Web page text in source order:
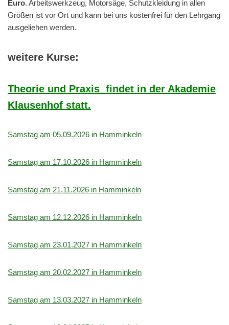
Euro. Arbeitswerkzeug, Motorsäge, Schutzkleidung in allen
Größen ist vor Ort und kann bei uns kostenfrei für den Lehrgang
ausgeliehen werden.
weitere Kurse:
Theorie und Praxis findet in der Akademie
Klausenhof statt.
Samstag am 05.09.2026 in Hamminkeln
Samstag am 17.10.2026 in Hamminkeln
Samstag am 21.11.2026 in Hamminkeln
Samstag am 12.12.2026 in Hamminkeln
Samstag am 23.01.2027 in Hamminkeln
Samstag am 20.02.2027 in Hamminkeln
Samstag am 13.03.2027 in Hamminkeln